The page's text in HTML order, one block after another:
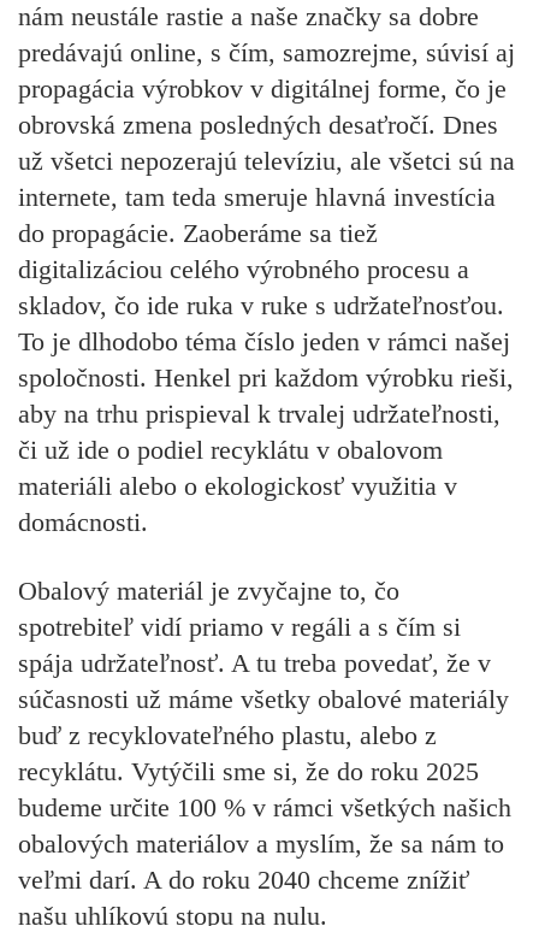
nám neustále rastie a naše značky sa dobre
predávajú online, s čím, samozrejme, súvisí aj
propagácia výrobkov v digitálnej forme, čo je
obrovská zmena posledných desaťročí. Dnes
už všetci nepozerajú televíziu, ale všetci sú na
internete, tam teda smeruje hlavná investícia
do propagácie. Zaoberáme sa tiež
digitalizáciou celého výrobného procesu a
skladov, čo ide ruka v ruke s udržateľnosťou.
To je dlhodobo téma číslo jeden v rámci našej
spoločnosti. Henkel pri každom výrobku rieši,
aby na trhu prispieval k trvalej udržateľnosti,
či už ide o podiel recyklátu v obalovom
materiáli alebo o ekologickosť využitia v
domácnosti.
Obalový materiál je zvyčajne to, čo
spotrebiteľ vidí priamo v regáli a s čím si
spája udržateľnosť. A tu treba povedať, že v
súčasnosti už máme všetky obalové materiály
buď z recyklovateľného plastu, alebo z
recyklátu. Vytýčili sme si, že do roku 2025
budeme určite 100 % v rámci všetkých našich
obalových materiálov a myslím, že sa nám to
veľmi darí. A do roku 2040 chceme znížiť
našu uhlíkovú stopu na nulu.